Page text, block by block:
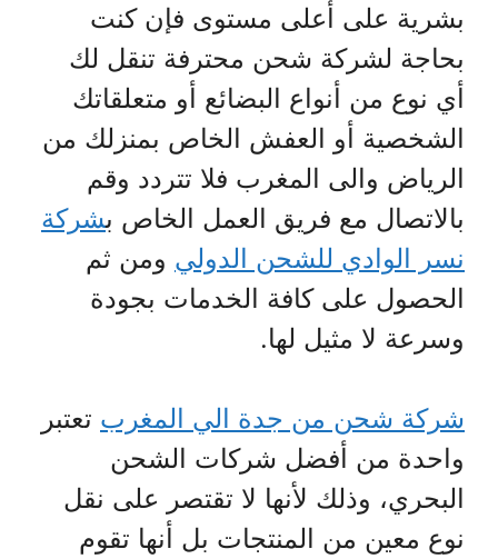
بشرية على أعلى مستوى فإن كنت
بحاجة لشركة شحن محترفة تنقل لك
أي نوع من أنواع البضائع أو متعلقاتك
الشخصية أو العفش الخاص بمنزلك من
الرياض والى المغرب فلا تتردد وقم
بالاتصال مع فريق العمل الخاص بشركة
نسر الوادي للشحن الدولي ومن ثم
الحصول على كافة الخدمات بجودة
وسرعة لا مثيل لها.
شركة شحن من جدة الي المغرب تعتبر
واحدة من أفضل شركات الشحن
البحري، وذلك لأنها لا تقتصر على نقل
نوع معين من المنتجات بل أنها تقوم